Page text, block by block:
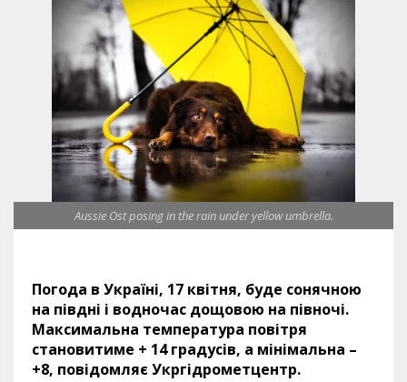
Aussie Ost posing in the rain under yellow umbrella.
Погода в Україні, 17 квітня, буде сонячною
на півдні і водночас дощовою на півночі.
Максимальна температура повітря
становитиме + 14 градусів, а мінімальна –
+8, повідомляє Укргідрометцентр.